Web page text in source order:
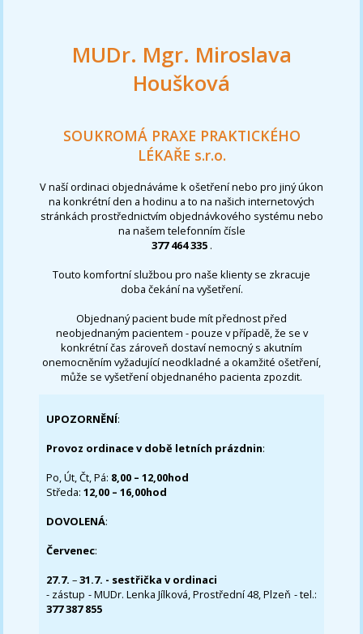
MUDr. Mgr. Miroslava
Houšková
SOUKROMÁ PRAXE PRAKTICKÉHO
LÉKAŘE s.r.o.
V naší ordinaci objednáváme k ošetření nebo pro jiný úkon
na konkrétní den a hodinu a to na našich internetových
stránkách prostřednictvím objednávkového systému nebo
na našem telefonním čísle
377 464 335 .
Touto komfortní službou pro naše klienty se zkracuje
doba čekání na vyšetření.
Objednaný pacient bude mít přednost před
neobjednaným pacientem - pouze v případě, že se v
konkrétní čas zároveň dostaví nemocný s akutním
onemocněním vyžadující neodkladné a okamžité ošetření,
může se vyšetření objednaného pacienta zpozdit.
UPOZORNĚNÍ:
Provoz ordinace v době letních prázdnin:
Po, Út, Čt, Pá: 8,00 – 12,00hod
Středa:12,00 – 16,00hod
DOVOLENÁ:
Červenec:
27.7.–31.7. - sestřička v ordinaci
- zástup - MUDr. Lenka Jílková, Prostřední 48, Plzeň - tel.:
377 387 855